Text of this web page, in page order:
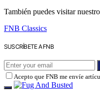
También puedes visitar
FNB Classics
SUSCRÍBETE A FNB
Acepto que FNB me envíe